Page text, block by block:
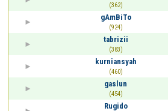
(362)
gAmBiTo
(924)
tabrizii
(383)
kurniansyah
(460)
gaslun
(454)
Rugido